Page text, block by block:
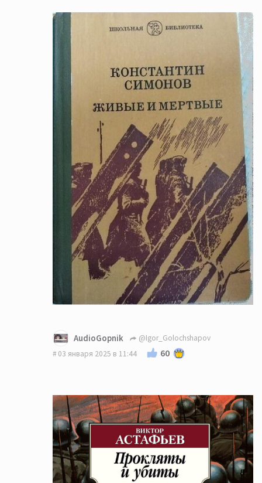
AudioGopnik
@Igor_Golochshapov
03 января 2025 в 11:44
60